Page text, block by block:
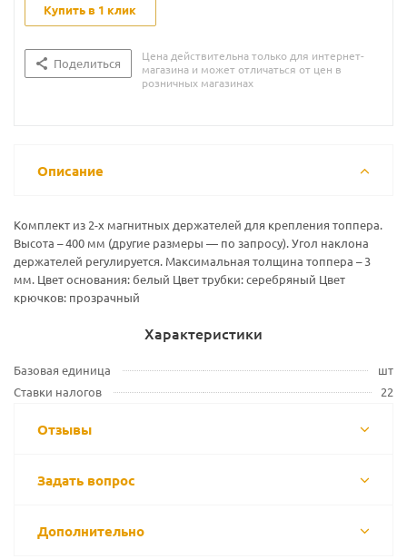
Купить в 1 клик
Поделиться
Цена действительна только для интернет-
магазина и может отличаться от цен в
розничных магазинах
Описание
Комплект из 2-х магнитных держателей для крепления топпера.
Высота – 400 мм (другие размеры — по запросу). Угол наклона
держателей регулируется. Максимальная толщина топпера – 3
мм. Цвет основания: белый Цвет трубки: серебряный Цвет
крючков: прозрачный
Характеристики
Базовая единица
шт
Ставки налогов
22
Отзывы
Задать вопрос
Дополнительно